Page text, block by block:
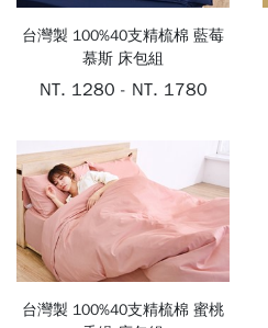
台灣製 100%40支精梳棉 藍莓
慕斯 床包組
NT. 1280 - NT. 1780
台灣製 100%40支精梳棉 蜜桃